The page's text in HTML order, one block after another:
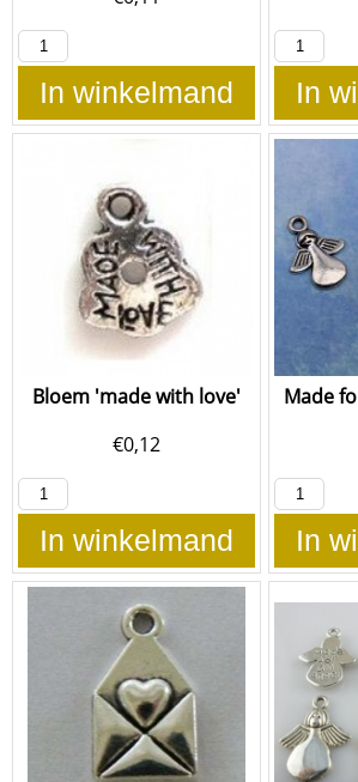
In winkelmand In
Bloem 'made with love'
€0,12
In winkelmand
Made
In